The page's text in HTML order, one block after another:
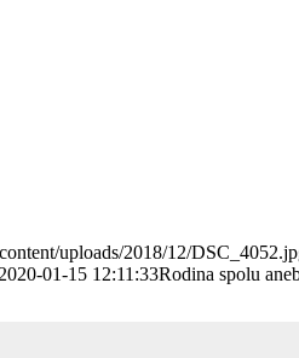
uploads/2018/12/
2020-01-15 12:11:33Rodina spolu